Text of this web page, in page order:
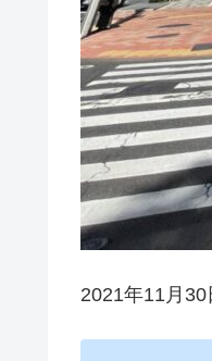
2021年11月